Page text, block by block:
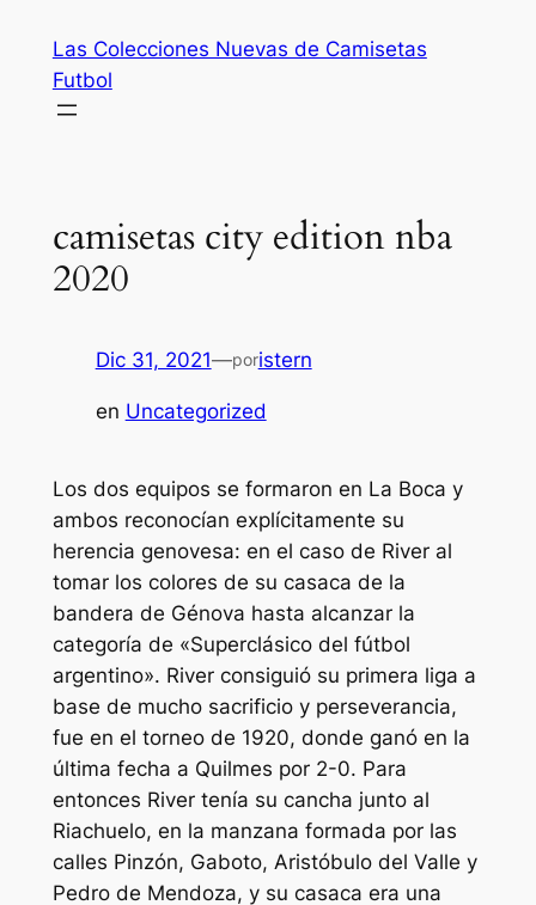
contenido
Las Colecciones Nuevas de Camisetas
Futbol
camisetas city edition nba
2020
Dic 31, 2021—poristern
en Uncategorized
Los dos equipos se formaron en La Boca y
ambos reconocían explícitamente su
herencia genovesa: en el caso de River al
tomar los colores de su casaca de la
bandera de Génova hasta alcanzar la
categoría de «Superclásico del fútbol
argentino». River consiguió su primera liga a
base de mucho sacrificio y perseverancia,
fue en el torneo de 1920, donde ganó en la
última fecha a Quilmes por 2-0. Para
entonces River tenía su cancha junto al
Riachuelo, en la manzana formada por las
calles Pinzón, Gaboto, Aristóbulo del Valle y
Pedro de Mendoza, y su casaca era una